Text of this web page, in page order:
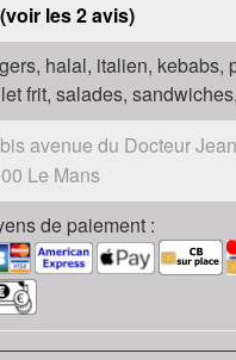
les 2 avis)
halal, italien, kebabs,
frit, salades,
avenue du Docteur
Le Mans
de paiement :